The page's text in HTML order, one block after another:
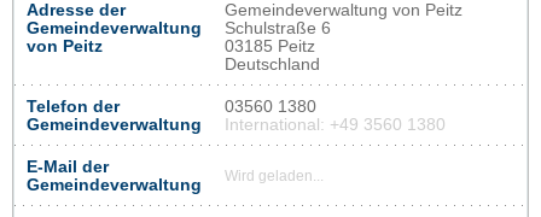
Adresse der
Gemeindeverwaltung
von Peitz
Gemeindeverwaltung von Peitz
Schulstraße 6
03185 Peitz
Deutschland
Telefon der
Gemeindeverwaltung
03560 1380
International: +49 3560 1380
E-Mail der
Gemeindeverwaltung
Wird geladen...